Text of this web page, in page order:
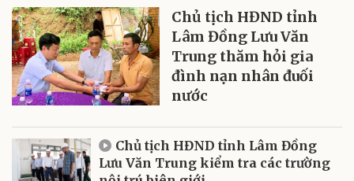
Chủ tịch HĐND tỉnh
Lâm Đồng Lưu Văn
Trung thăm hỏi gia
đình nạn nhân đuối
nước
Chủ tịch HĐND tỉnh Lâm Đồng
Lưu Văn Trung kiểm tra các trường